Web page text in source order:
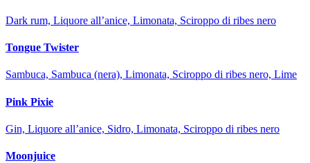
Dark rum, Liquore all’anice, Limonata, Sciroppo di ribes nero
Tongue Twister
Sambuca, Sambuca (nera), Limonata, Sciroppo di ribes nero, Lime
Pink Pixie
Gin, Liquore all’anice, Sidro, Limonata, Sciroppo di ribes nero
Moonjuice